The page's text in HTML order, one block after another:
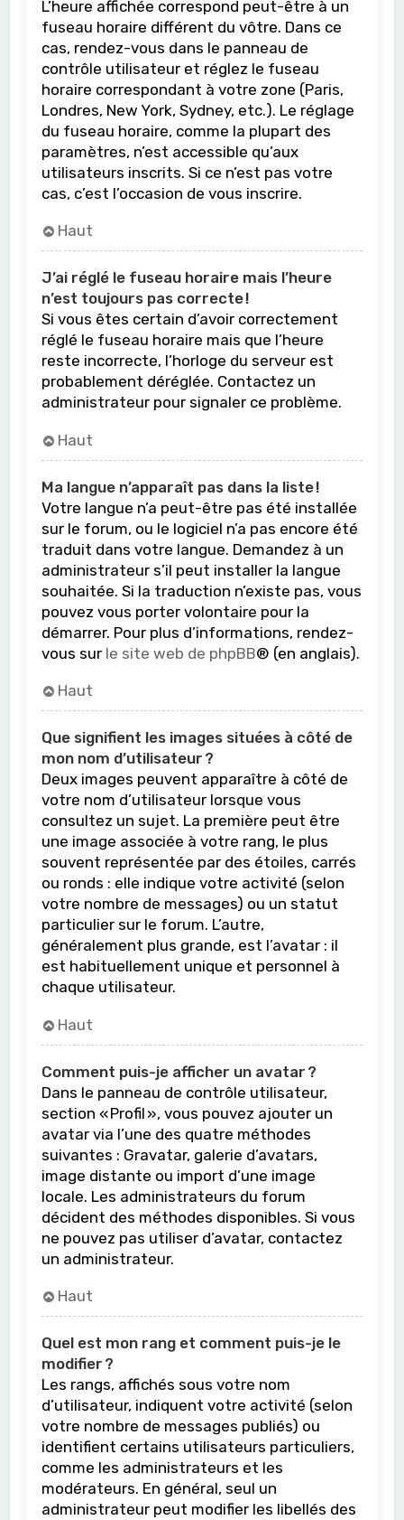
L’heure affichée correspond peut-être à un
fuseau horaire différent du vôtre. Dans ce
cas, rendez-vous dans le panneau de
contrôle utilisateur et réglez le fuseau
horaire correspondant à votre zone (Paris,
Londres, New York, Sydney, etc.). Le réglage
du fuseau horaire, comme la plupart des
paramètres, n’est accessible qu’aux
utilisateurs inscrits. Si ce n’est pas votre
cas, c’est l’occasion de vous inscrire.
Haut
J’ai réglé le fuseau horaire mais l’heure
n’est toujours pas correcte !
Si vous êtes certain d’avoir correctement
réglé le fuseau horaire mais que l’heure
reste incorrecte, l’horloge du serveur est
probablement déréglée. Contactez un
administrateur pour signaler ce problème.
Haut
Ma langue n’apparaît pas dans la liste !
Votre langue n’a peut-être pas été installée
sur le forum, ou le logiciel n’a pas encore été
traduit dans votre langue. Demandez à un
administrateur s’il peut installer la langue
souhaitée. Si la traduction n’existe pas, vous
pouvez vous porter volontaire pour la
démarrer. Pour plus d’informations, rendez-
vous sur le site web de phpBB® (en anglais).
Haut
Que signifient les images situées à côté de
mon nom d’utilisateur ?
Deux images peuvent apparaître à côté de
votre nom d’utilisateur lorsque vous
consultez un sujet. La première peut être
une image associée à votre rang, le plus
souvent représentée par des étoiles, carrés
ou ronds : elle indique votre activité (selon
votre nombre de messages) ou un statut
particulier sur le forum. L’autre,
généralement plus grande, est l’avatar : il
est habituellement unique et personnel à
chaque utilisateur.
Haut
Comment puis-je afficher un avatar ?
Dans le panneau de contrôle utilisateur,
section « Profil », vous pouvez ajouter un
avatar via l’une des quatre méthodes
suivantes : Gravatar, galerie d’avatars,
image distante ou import d’une image
locale. Les administrateurs du forum
décident des méthodes disponibles. Si vous
ne pouvez pas utiliser d’avatar, contactez
un administrateur.
Haut
Quel est mon rang et comment puis-je le
modifier ?
Les rangs, affichés sous votre nom
d’utilisateur, indiquent votre activité (selon
votre nombre de messages publiés) ou
identifient certains utilisateurs particuliers,
comme les administrateurs et les
modérateurs. En général, seul un
administrateur peut modifier les libellés des